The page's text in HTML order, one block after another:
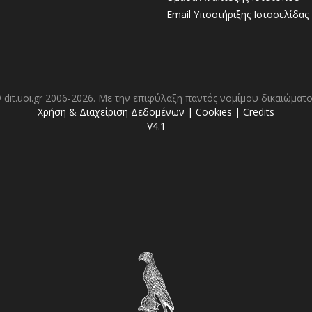
Email Υποστήριξης Ιστοσελίδας
2006-2026. Με την επιφύλαξη παντός νομίμου
Χρήση & Διαχείριση Δεδομένων | Cookies | Credits
V4.1